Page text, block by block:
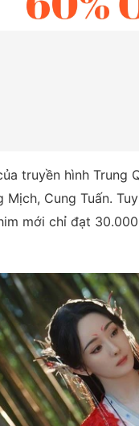
truyền hình
Cung Tuấn.
mới chỉ đạt